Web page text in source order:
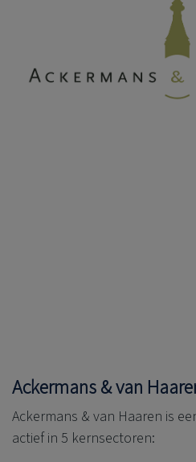
Ackermans & van
Ackermans & van Haaren is
actief in 5 kernsectoren: